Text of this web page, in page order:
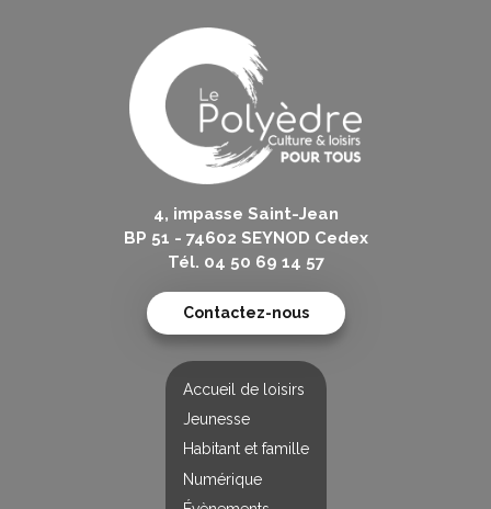
4, impasse Saint-Jean
BP 51 - 74602 SEYNOD Cedex
Tél. 04 50 69 14 57
Contactez-nous
Accueil de loisirs
Jeunesse
Habitant et famille
Numérique